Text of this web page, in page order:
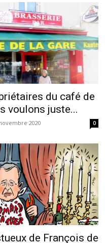
du café de
voulons juste...
2020 0
de François de